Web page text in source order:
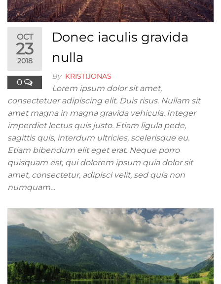
OCT
23
2018
0
Donec iaculis gravida
nulla
By KRISTIJONAS
Lorem ipsum dolor sit amet,
consectetuer adipiscing elit. Duis risus. Nullam sit
amet magna in magna gravida vehicula. Integer
imperdiet lectus quis justo. Etiam ligula pede,
sagittis quis, interdum ultricies, scelerisque eu.
Etiam bibendum elit eget erat. Neque porro
quisquam est, qui dolorem ipsum quia dolor sit
amet, consectetur, adipisci velit, sed quia non
numquam…